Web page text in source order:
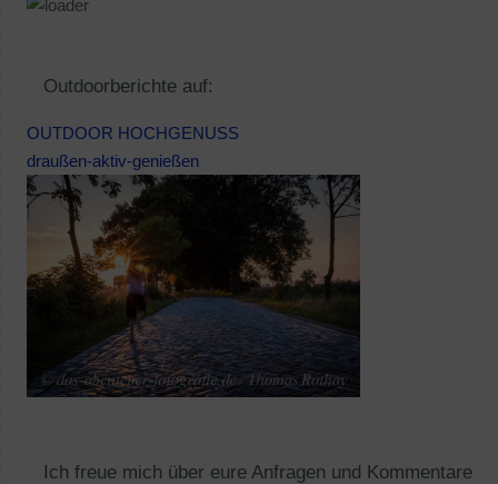
Outdoorberichte auf:
OUTDOOR HOCHGENUSS
draußen-aktiv-genießen
Ich freue mich über eure Anfragen und Kommentare